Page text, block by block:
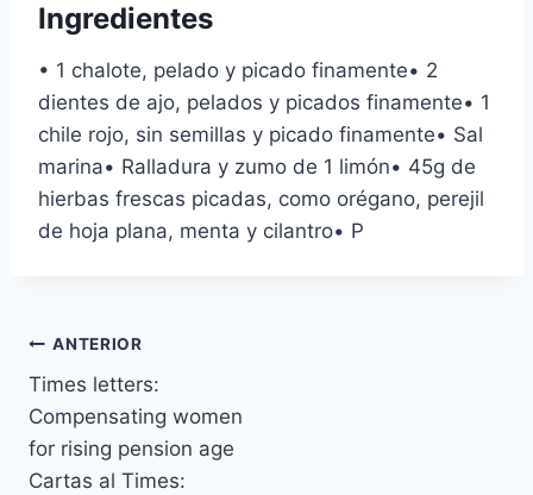
Ingredientes
• 1 chalote, pelado y picado finamente• 2
dientes de ajo, pelados y picados finamente• 1
chile rojo, sin semillas y picado finamente• Sal
marina• Ralladura y zumo de 1 limón• 45g de
hierbas frescas picadas, como orégano, perejil
de hoja plana, menta y cilantro• P
Navegación
de
entradas
ANTERIOR
Times letters:
Compensating women
for rising pension age
Cartas al Times: